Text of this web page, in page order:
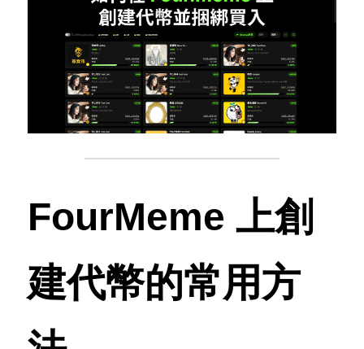
FourMeme 上創
建代幣的常用方